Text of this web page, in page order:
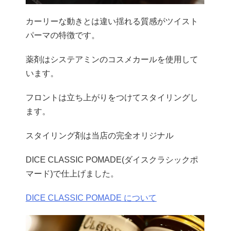
カーリーな動きとは違い揺れる質感がツイスト
パーマの特徴です。
薬剤はシステアミンのコスメカールを使用して
います。
フロントは立ち上がりをつけてスタイリングし
ます。
スタイリング剤は当店の完全オリジナル
DICE CLASSIC POMADE(ダイスクラシックポ
マード)で仕上げました。
DICE CLASSIC POMADE について